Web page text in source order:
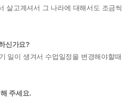
살고계셔서 그 나라에 대해서도 조금씩
신가요?
일이 생겨서 수업일정을 변경해야할때
주세요.